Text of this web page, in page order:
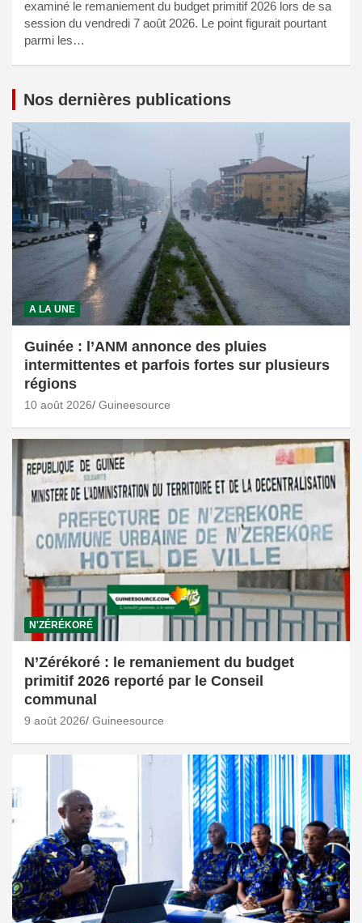
examiné le remaniement du budget primitif 2026 lors de sa
session du vendredi 7 août 2026. Le point figurait pourtant
parmi les…
Nos dernières publications
A LA UNE
Guinée : l’ANM annonce des pluies
intermittentes et parfois fortes sur plusieurs
régions
10 août 2026 Guineesource
N'ZÉRÉKORÉ
N’Zérékoré : le remaniement du budget
primitif 2026 reporté par le Conseil
communal
9 août 2026 Guineesource